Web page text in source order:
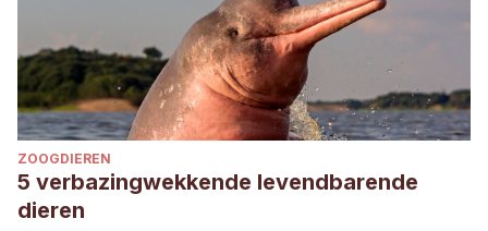
Aydin, I., & Aydin, C. (2011). Length-length and length-
weight relationships in Nephrops norvegicus from the
Aegean Sea (Linnaeus, 1758). Mediterranean Marine
Science, 12(1), 121-128.
Johnson, M., & Johnson, M. (2013). The ecology and
biology of Nephrops norvegicus. Academic Press.
ARTÜZ, M. L. (2004). Distribution of Nephrops norvegicus
ZOOGDIEREN
5 verbazingwekkende levendbarende
dieren